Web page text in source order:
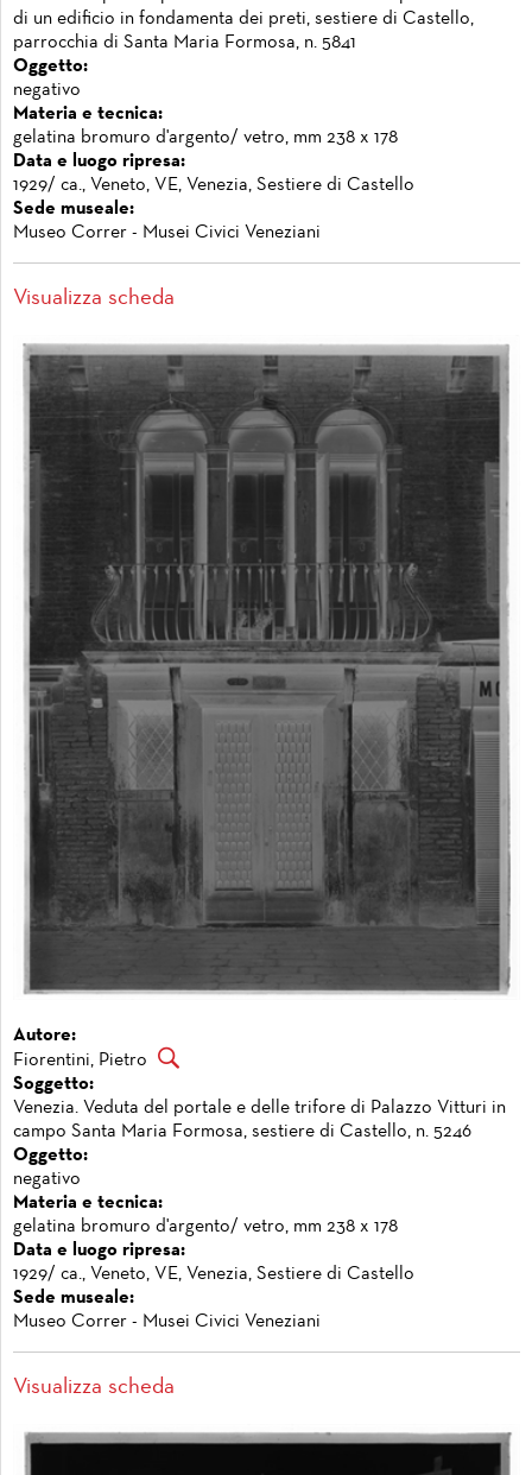
di un edificio in fondamenta dei preti, sestiere di Castello,
parrocchia di Santa Maria Formosa, n. 5841
Oggetto:
negativo
Materia e tecnica:
gelatina bromuro d'argento/ vetro, mm 238 x 178
Data e luogo ripresa:
1929/ ca., Veneto, VE, Venezia, Sestiere di Castello
Sede museale:
Museo Correr - Musei Civici Veneziani
Visualizza scheda
Autore:
Fiorentini, Pietro
Soggetto:
Venezia. Veduta del portale e delle trifore di Palazzo Vitturi in
campo Santa Maria Formosa, sestiere di Castello, n. 5246
Oggetto:
negativo
Materia e tecnica:
gelatina bromuro d'argento/ vetro, mm 238 x 178
Data e luogo ripresa:
1929/ ca., Veneto, VE, Venezia, Sestiere di Castello
Sede museale:
Museo Correr - Musei Civici Veneziani
Visualizza scheda